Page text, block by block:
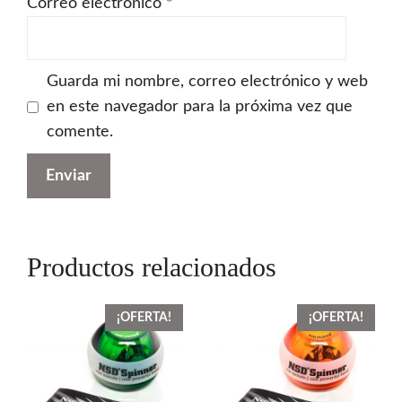
Correo electrónico *
Guarda mi nombre, correo electrónico y web
en este navegador para la próxima vez que
comente.
Productos relacionados
¡OFERTA! ¡OFERTA!